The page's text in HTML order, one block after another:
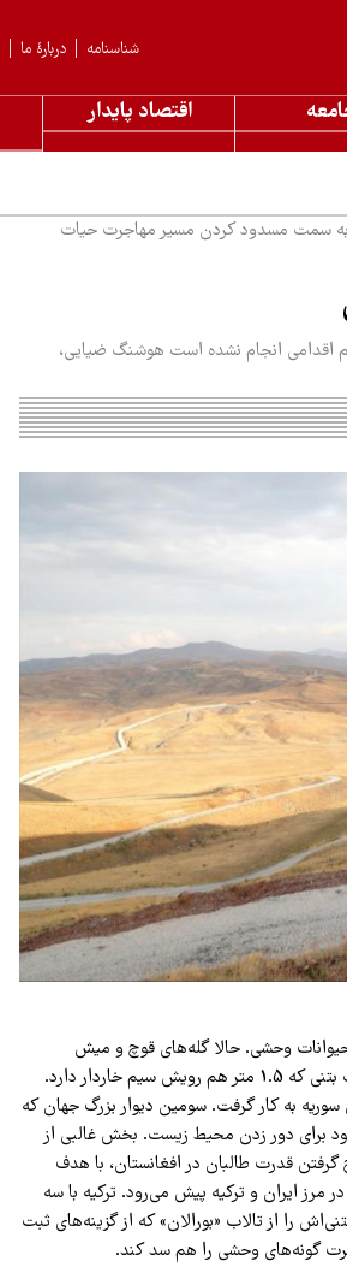
دربارهٔ ما شناسنامه
اقتصاد پایدار
به سمت مسدود کردن مسیر مهاجرت حیات
اقدامی انجام نشده است هوشنگ ضیایی،
وحشی. حالا گله‌های قوچ و میش
زمستان که از «آرارات» پایین بیایند، می‌خوردند به دیوار 2 متری و سخت بتنی که 1.5 متر هم رویش سیم خاردار دارد.
سوریه به کار گرفت. سومین دیوار بزرگ جهان که
برای دور زدن محیط زیست. بخش غالبی از
قدرت طالبان در افغانستان، با هدف
مرز ایران و ترکیه پیش می‌رود. ترکیه با سه
را از تالاب «بورالان» که از گزینه‌های ثبت
گونه‌های وحشی را هم سد کند.